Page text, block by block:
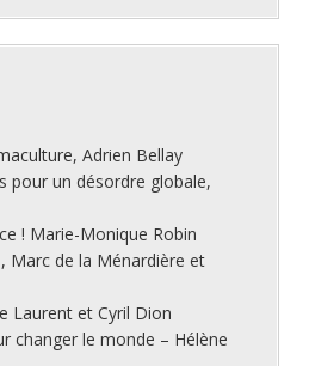
Adrien Bellay
pour un désordre globale,
! Marie-Monique Robin
Marc de la Ménardière et
Laurent et Cyril Dion
changer le monde – Hélène